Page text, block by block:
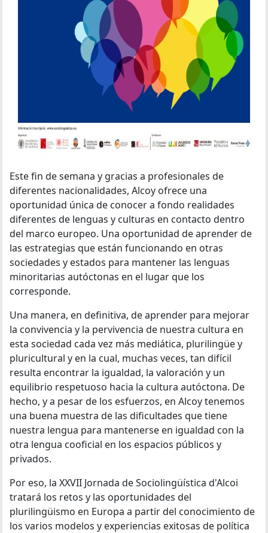
Este fin de semana y gracias a profesionales de
diferentes nacionalidades, Alcoy ofrece una
oportunidad única de conocer a fondo realidades
diferentes de lenguas y culturas en contacto dentro
del marco europeo. Una oportunidad de aprender de
las estrategias que están funcionando en otras
sociedades y estados para mantener las lenguas
minoritarias autóctonas en el lugar que los
corresponde.
Una manera, en definitiva, de aprender para mejorar
la convivencia y la pervivencia de nuestra cultura en
esta sociedad cada vez más mediática, plurilingüe y
pluricultural y en la cual, muchas veces, tan difícil
resulta encontrar la igualdad, la valoración y un
equilibrio respetuoso hacia la cultura autóctona. De
hecho, y a pesar de los esfuerzos, en Alcoy tenemos
una buena muestra de las dificultades que tiene
nuestra lengua para mantenerse en igualdad con la
otra lengua cooficial en los espacios públicos y
privados.
Por eso, la XXVII Jornada de Sociolingüística d'Alcoi
tratará los retos y las oportunidades del
plurilingüismo en Europa a partir del conocimiento de
los varios modelos y experiencias exitosas de política